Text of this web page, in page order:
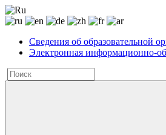
Сведения об образовательной
Электронная информационно-